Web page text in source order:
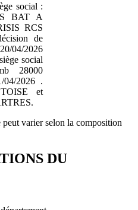
social :
BAT A
RCS
de
04/2026
social
28000
04/2026 .
et
varier selon la composition
DU